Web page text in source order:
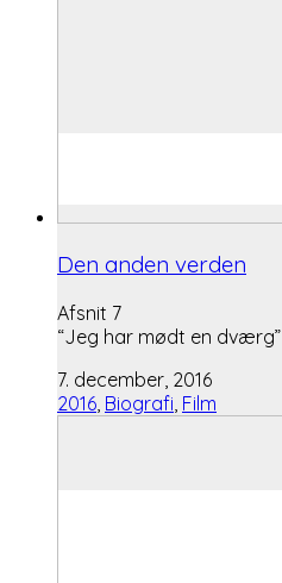
Den anden verden
Afsnit 7
“Jeg har mødt en dværg”
7. december, 2016
2016, Biografi, Film